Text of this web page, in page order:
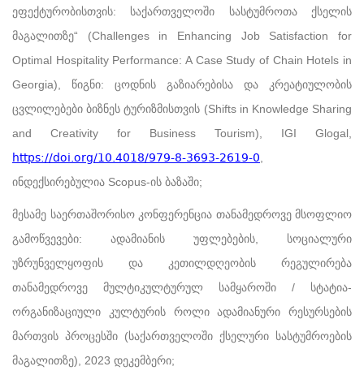
ეფექტურობისთვის: საქართველოში სასტუმროთა ქსელის
მაგალითზე“ (Challenges in Enhancing Job Satisfaction for
Optimal Hospitality Performance: A Case Study of Chain Hotels in
Georgia), წიგნი: ცოდნის გაზიარებისა და კრეატიულობის
ცვლილებები ბიზნეს ტურიზმისთვის (Shifts in Knowledge Sharing
and Creativity for Business Tourism), IGI Glogal,
https://doi.org/10.4018/979-8-3693-2619-0
ინდექსირებულია Scopus-ის ბაზაში;
მესამე საერთაშორისო კონფერენცია თანამედროვე მსოფლიო
გამოწვევები: ადამიანის უფლებების, სოციალური
უზრუნველყოფის და კეთილდღეობის რეგულირება
თანამედროვე მულტიკულტურულ სამყაროში / სტატია-
ორგანიზაციული კულტურის როლი ადამიანური რესურსების
მართვის პროცესში (საქართველოში ქსელური სასტუმროების
მაგალითზე), 2023 დეკემბერი;